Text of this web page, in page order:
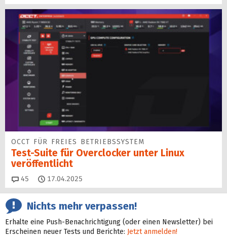
OCCT FÜR FREIES BETRIEBSSYSTEM
Test-Suite für Overclocker unter Linux
veröffentlicht
45 Kommentare
17.04.2025
Nichts mehr verpassen!
Erhalte eine Push-Benachrichtigung (oder einen Newsletter) bei
Erscheinen neuer Tests und Berichte: Jetzt anmelden!